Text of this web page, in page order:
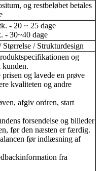
og restbeløbet betales
- 20 ~ 25 dage
- 30~40 dage
/ Strukturdesign
og
kunden.
og lavede en prøve
kvaliteten og andre
afgiv ordren, start
forsendelse og billeder
før den næsten er færdig.
før indlæsning af
fra